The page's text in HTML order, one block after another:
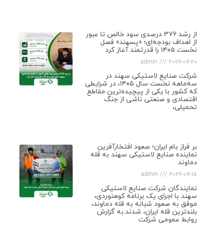
از رشد ۳۷۶ درصدی سود خالص تا عبور
از اهداف بودجه‌ای؛ «پسهند» فصل
نخست ۱۴۰۵ را قدرتمند آغاز کرد
admin 2026-07-20
شرکت صنایع لاستیکی سهند در
سه‌ماهه نخست سال ۱۴۰۵، در شرایطی
که کشور با یکی از پیچیده‌ترین مقاطع
اقتصادی و صنعتی ناشی از جنگ
تحمیلی،
بر فراز بام ایران؛ صعود افتخارآفرین
نماینده صنایع لاستیکی سهند به قله
دماوند
admin 2026-07-18
نمایندگان شرکت صنایع لاستیکی
سهند با اجرای یک برنامه کوهنوردی،
موفق به صعود شبانه به قله دماوند،
بلندترین قله ایران، شدند.به گزارش
روابط عمومی شرکت